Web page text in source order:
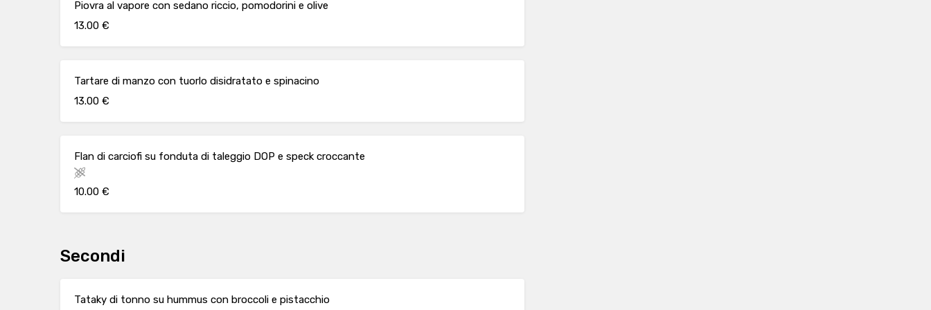
Piovra al vapore con sedano riccio, pomodorini e olive
13.00 €
Tartare di manzo con tuorlo disidratato e spinacino
13.00 €
Flan di carciofi su fonduta di taleggio DOP e speck croccante
10.00 €
Secondi
Tataky di tonno su hummus con broccoli e pistacchio